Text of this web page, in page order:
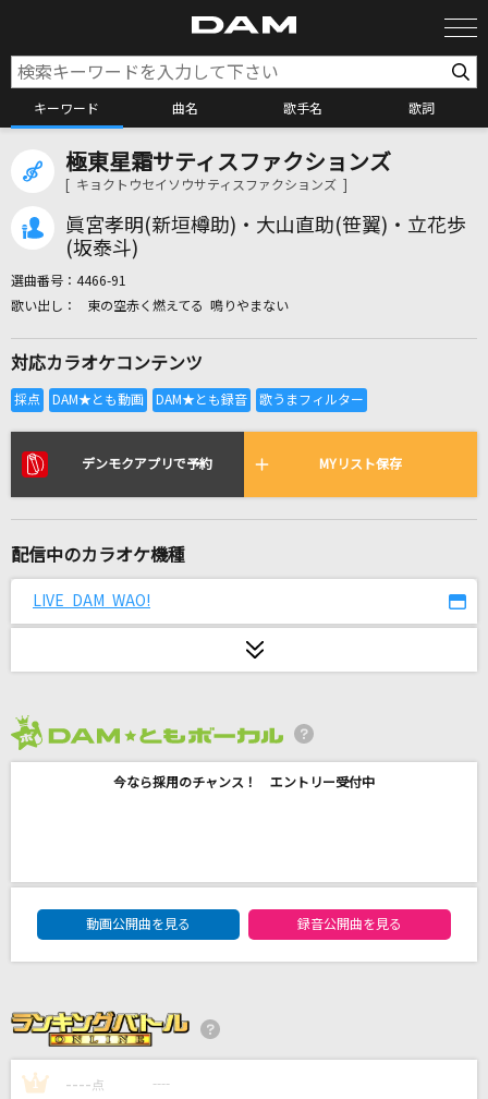
キーワード 曲名 歌手名 歌詞
カラオケ検索
カラオケ店舗検索
カラオケリクエスト
全国りれき
風と町
メリッサ
ポルノグラフィティ
[生音]蝶々結び
やさしさで溢れるように
JUJU
小松未歩
何も言えなくて…夏
極東星霜サティスファクションズ
[ キョクトウセイソウサティスファクションズ ]
眞宮孝明(新垣樽助)・大山直助(笹翼)・立花歩
(坂泰斗)
選曲番号： 4466-91
東の空赤く燃えてる 鳴りやまない
対応カラオケコンテンツ
デンモクアプリで予約 MYリスト保存
配信中のカラオケ機種
LIVE DAM WAO!
今なら採用のチャンス！ エントリー受付中
DAM★ともボーカルエントリーランキング
動画公開曲を見る
録音公開曲を見る
1 ---- 点 ----